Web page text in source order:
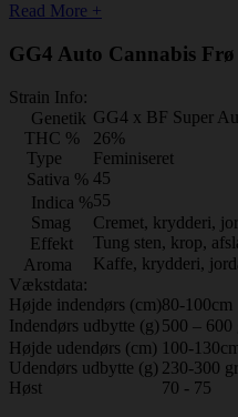
Read More +
GG4 Auto Cannabis
Strain Info:
Genetik GG4 x BF Super
THC %
26%
Type
Feminiseret
Sativa % 45
Indica %55
Smag
Cremet, krydderi,
Effekt
Tung sten, krop,
Aroma
Kaffe, krydderi,
Vækstdata:
Højde indendørs (cm)80-100cm
Indendørs udbytte (g) 500 – 600
Højde udendørs (cm) 100-
Udendørs udbytte (g) 230-300
Høst
70 - 75